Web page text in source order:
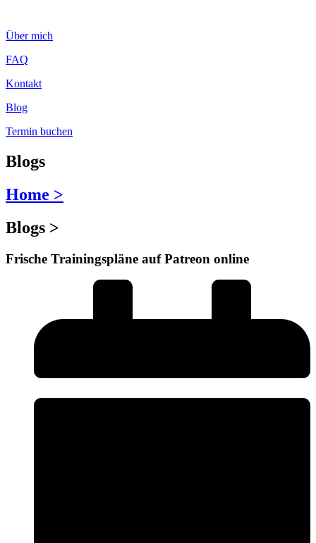
wechseln
Über mich
FAQ
Kontakt
Blog
Termin buchen
Blogs
Home >
Blogs >
Frische Trainingspläne auf Patreon online